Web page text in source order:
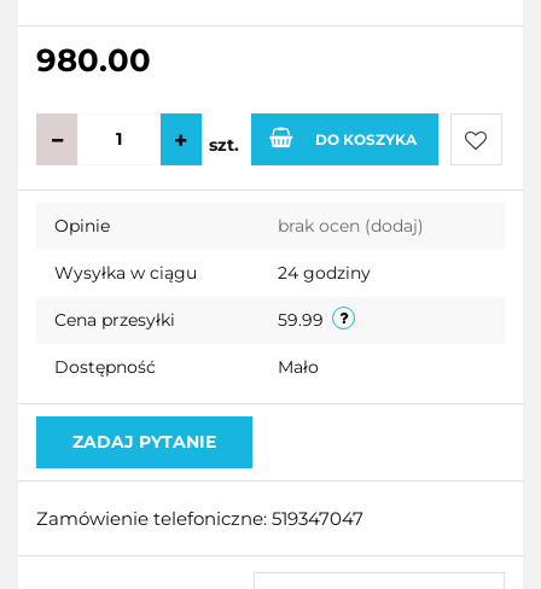
980.00
szt. DO KOSZYKA
Do
Opinie brak ocen (dodaj)
Wysyłka w ciągu 24 godziny
Cena przesyłki 59.99
Dostępność Mało
ZADAJ PYTANIE
Zamówienie telefoniczne: 519347047